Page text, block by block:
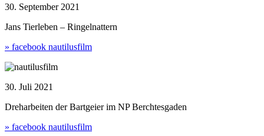
30. September 2021
Jans Tierleben – Ringelnattern
» facebook nautilusfilm
30. Juli 2021
Dreharbeiten der Bartgeier im NP Berchtesgaden
» facebook nautilusfilm